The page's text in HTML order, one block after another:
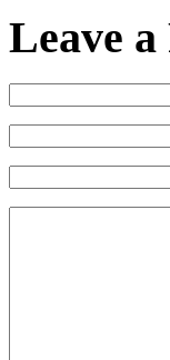
Leave